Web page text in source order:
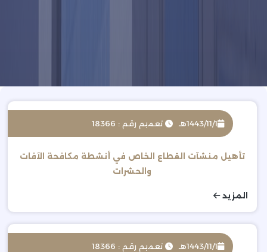
1443/11/1هـ تعميم رقم : 18366
تأهيل منشآت القطاع الخاص في أنشطة مكافحة الآفات
والحشرات
المزيد
1443/11/1هـ تعميم رقم : 18366